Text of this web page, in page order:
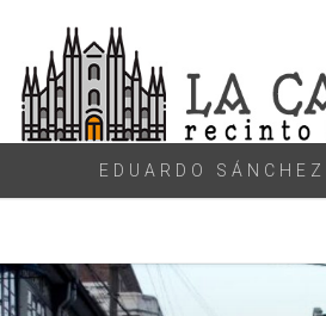
content
EDUARDO